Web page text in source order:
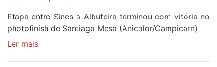
Etapa entre Sines a Albufeira terminou com vitória no
photofinish de Santiago Mesa (Anicolor/Campicarn)
Ler mais